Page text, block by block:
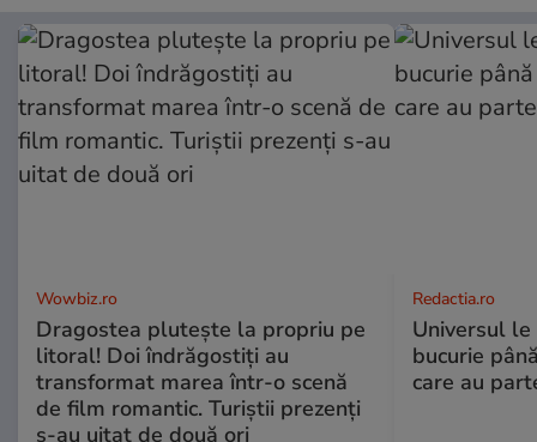
Wowbiz.ro
Dragostea plutește la propriu pe
litoral! Doi îndrăgostiți au
transformat marea într-o scenă
de film romantic. Turiștii prezenți
s-au uitat de două ori
Redactia.ro
Universul
bucurie
care au